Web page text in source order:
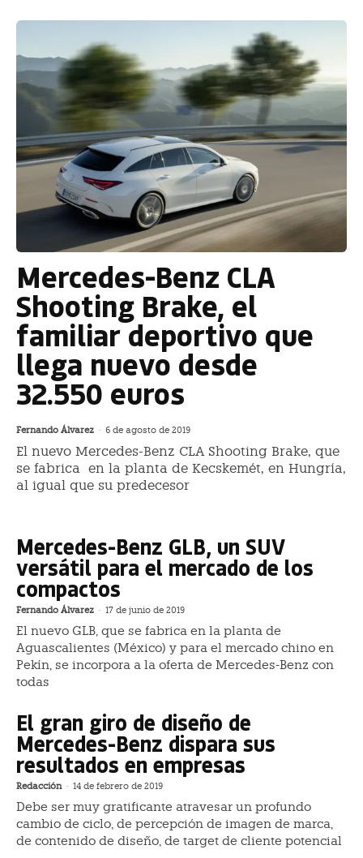
Mercedes-Benz CLA
Shooting Brake, el
familiar deportivo que
llega nuevo desde
32.550 euros
Fernando Álvarez - 6 de agosto de 2019
El nuevo Mercedes-Benz CLA Shooting Brake, que
se fabrica en la planta de Kecskemét, en Hungría,
al igual que su predecesor
Mercedes-Benz GLB, un SUV
versátil para el mercado de los
compactos
Fernando Álvarez - 17 de junio de 2019
El nuevo GLB, que se fabrica en la planta de
Aguascalientes (México) y para el mercado chino en
Pekín, se incorpora a la oferta de Mercedes-Benz con
todas
El gran giro de diseño de
Mercedes-Benz dispara sus
resultados en empresas
Redacción - 14 de febrero de 2019
Debe ser muy gratificante atravesar un profundo
cambio de ciclo, de percepción de imagen de marca,
de contenido de diseño, de target de cliente potencial